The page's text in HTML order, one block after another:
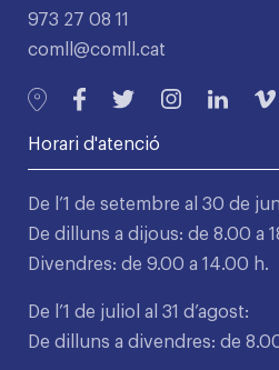
973 27 08 11
comll@comll.cat
Horari d'atenció
De l’1 de setembre al 30 de
De dilluns a dijous: de 8.00 a
Divendres: de 9.00 a 14.00 h.
De l’1 de juliol al 31 d’agost:
De dilluns a divendres: de